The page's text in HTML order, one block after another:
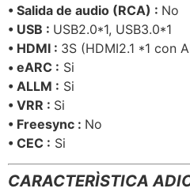
• Salida de audio (RCA) : No
• USB : USB2.0*1, USB3.0*1
• HDMI : 3S (HDMI2.1 *1 con
• eARC : Si
• ALLM : Si
• VRR : Si
• Freesync : No
• CEC : Si
CARACTERÌSTICA